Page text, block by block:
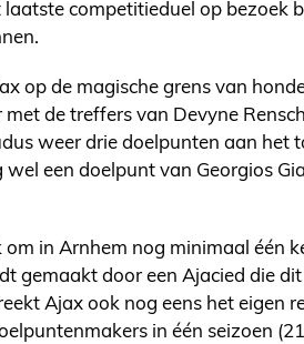
competitieduel op bezoek
op de magische grens van
de treffers van Devyne
weer drie doelpunten aan het
een doelpunt van Georgios
om in Arnhem nog minimaal één
gemaakt door een Ajacied die
Ajax ook nog eens het eigen
in één seizoen